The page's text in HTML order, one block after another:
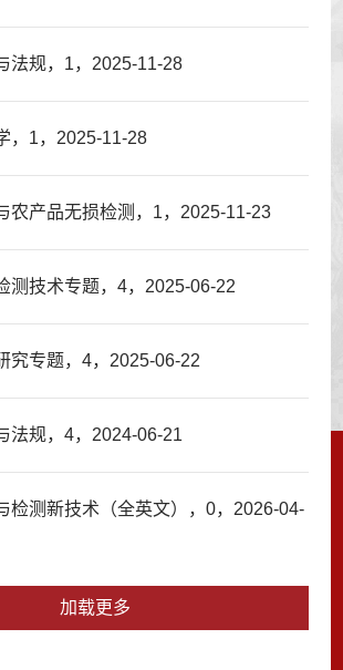
法规，1，2025-11-28
，1，2025-11-28
农产品无损检测，1，2025-11-23
测技术专题，4，2025-06-22
究专题，4，2025-06-22
法规，4，2024-06-21
检测新技术（全英文），0，2026-04-
加载更多